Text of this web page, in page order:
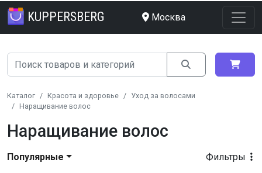
KUPPERSBERG Москва
Каталог Красота и здоровье
Уход за волосами
Наращивание волос
Наращивание волос
Фильтры
Популярные